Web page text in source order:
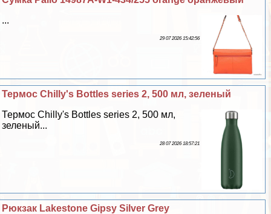
...
29 07 2026 15:42:56
Термос Chilly's Bottles series 2, 500 мл, зеленый
Термос Chilly's Bottles series 2, 500 мл,
зеленый...
28 07 2026 18:57:21
Рюкзак Lakestone Gipsy Silver Grey